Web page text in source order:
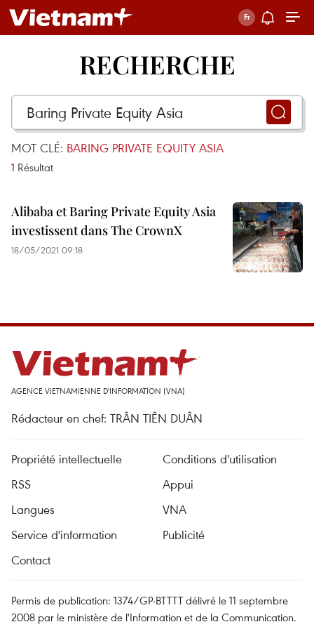
RECHERCHE
MOT CLÉ: BARING PRIVATE EQUITY ASIA
1 Résultat
Alibaba et Baring Private Equity Asia
investissent dans The CrownX
18/05/2021 09:18
AGENCE VIETNAMIENNE D'INFORMATION (VNA)
Rédacteur en chef: TRÂN TIÊN DUÂN
Propriété intellectuelle
Conditions d'utilisation
RSS
Appui
Langues
VNA
Service d'information
Publicité
Contact
Permis de publication: 1374/GP-BTTTT délivré le 11 septembre
2008 par le ministère de l'Information et de la Communication.